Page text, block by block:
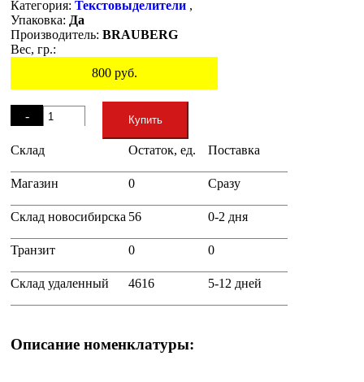
Категория: Текстовыделители ,
Упаковка: Да
Производитель: BRAUBERG
Вес, гр.:
800руб.
-
+
Купить
Склад Остаток, ед. Поставка
Магазин 0 Сразу
Склад новосибирска 56 0-2 дня
Транзит 0 0
Склад удаленный 4616 5-12 дней
Описание номенклатуры: